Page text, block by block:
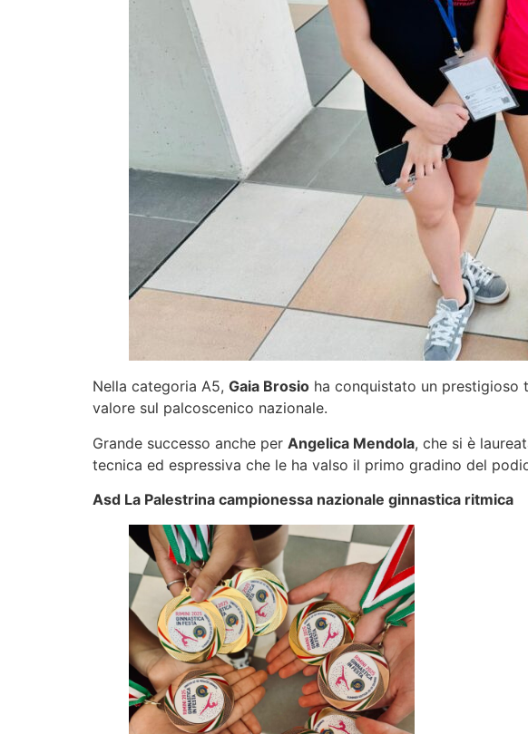
Nella categoria A5, Gaia Brosio ha conquistato un prestigioso
valore sul palcoscenico nazionale.
Grande successo anche per Angelica Mendola, che si è
tecnica ed espressiva che le ha valso il primo gradino del
Asd La Palestrina campionessa nazionale ginnastica ritmica